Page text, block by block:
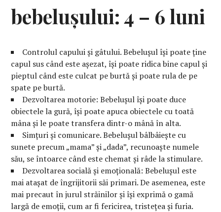
bebelușului: 4 – 6 luni
Controlul capului și gâtului. Bebelușul își poate ține
capul sus când este așezat, își poate ridica bine capul și
pieptul când este culcat pe burtă și poate rula de pe
spate pe burtă.
Dezvoltarea motorie: Bebelușul își poate duce
obiectele la gură, își poate apuca obiectele cu toată
mâna și le poate transfera dintr-o mână în alta.
Simțuri și comunicare. Bebelușul bâlbâiește cu
sunete precum „mama” și „dada”, recunoaște numele
său, se întoarce când este chemat și râde la stimulare.
Dezvoltarea socială și emoțională: Bebelușul este
mai atașat de îngrijitorii săi primari. De asemenea, este
mai precaut în jurul străinilor și își exprimă o gamă
largă de emoții, cum ar fi fericirea, tristețea și furia.